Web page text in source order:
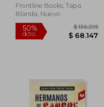
Battle of Aspern (en
Inglés)
Frontline Books, Tapa
Blanda, Nuevo